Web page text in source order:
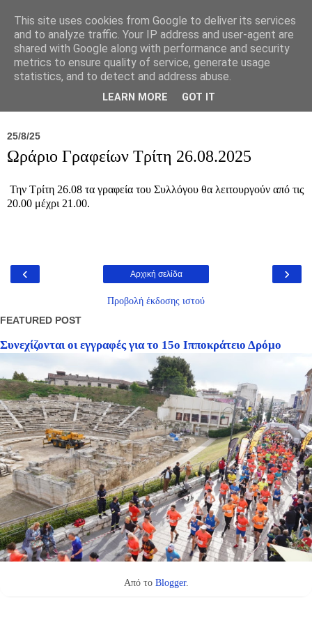
Σύλλογος Ιπποκράτειος
25/8/25
Ωράριο Γραφείων Τρίτη 26.08.2025
Την Τρίτη 26.08 τα γραφεία του Συλλόγου θα λειτουργούν από τις
20.00 μέχρι 21.00.
‹ ›
Αρχική σελίδα
Προβολή έκδοσης ιστού
FEATURED POST
Συνεχίζονται οι εγγραφές για το 15ο Ιπποκράτειο Δρόμο
Από το Blogger.
This site uses cookies from Google to deliver its services
and to analyze traffic. Your IP address and user-agent are
shared with Google along with performance and security
metrics to ensure quality of service, generate usage
statistics, and to detect and address abuse.
LEARN MORE GOT IT